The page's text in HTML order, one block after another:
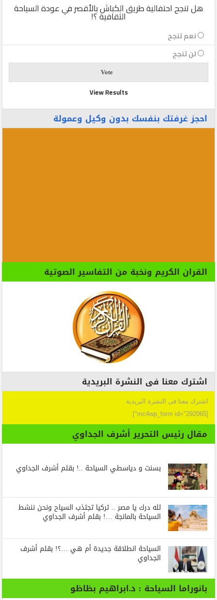
هل تنجح احتفالية طريق الكباش بالأقصر في عودة السياحة
الثقافية ؟!
نعم تنجح
لن تنجح
View Results
احجز غرفتك بنفسك بدون وكيل وعمولة
القران الكريم ونخبة من التفاسير الصوتية
اشترك معنا فى النشرة البريدية
اشترك معنا فى النشرة البريدية
[mc4wp_form id="292065"]
مقال رئيس التحرير أشرف الجداوي
بسنت و دياسطي السياحة ..! بقلم أشرف الجداوي
لله درك يا مصر .. تركيا تجتذب السياح ونحن ننشط
السياحة بالمانجة …! بقلم أشرف الجداوي
السياحة انطلاقة جديدة أم هي …؟! بقلم أشرف
الجداوي
بانوراما السياحة : د.ابراهيم بظاظو